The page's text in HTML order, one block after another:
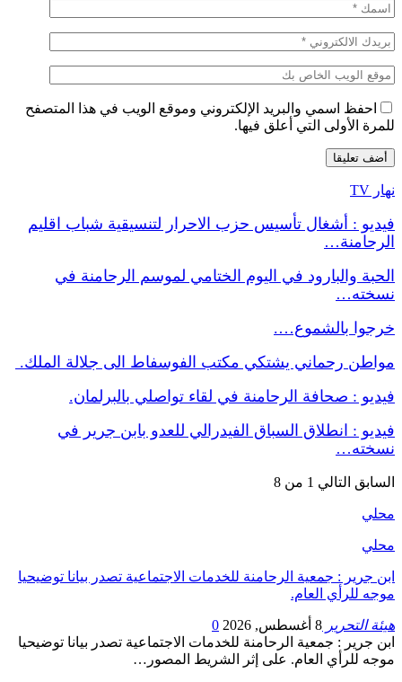
احفظ اسمي والبريد الإلكتروني وموقع الويب في هذا المتصفح
للمرة الأولى التي أعلق فيها.
نهار TV
فيديو : أشغال تأسيس حزب الاحرار لتنسيقية شباب اقليم
الرحامنة…
الحبة والبارود في اليوم الختامي لموسم الرحامنة في
نسخته…
خرجوا بالشموع….
مواطن رحماني يشتكي مكتب الفوسفاط الى جلالة الملك.
فيديو : صحافة الرحامنة في لقاء تواصلي بالبرلمان.
فيديو : انطلاق السباق الفيدرالي للعدو بابن جرير في
نسخته…
السابق التالي 1 من 8
محلي
محلي
ابن جرير : جمعية الرحامنة للخدمات الاجتماعية تصدر بيانا توضيحيا
موجه للرأي العام.
هيئة التحرير 8 أغسطس, 2026
0
ابن جرير : جمعية الرحامنة للخدمات الاجتماعية تصدر بيانا توضيحيا
موجه للرأي العام. على إثر الشريط المصور…